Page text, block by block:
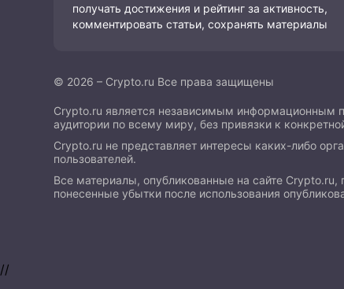
получать достижения и рейтинг за активность,
комментировать статьи, сохранять материалы
© 2026 – Crypto.ru Все права защищены
Crypto.ru является независимым информационным
аудитории по всему миру, без привязки к
Crypto.ru не представляет интересы каких-либо
пользователей.
Все материалы, опубликованные на сайте
понесенные убытки после использования
//